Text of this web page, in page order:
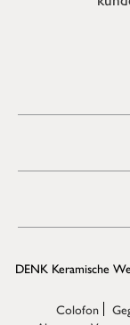
DENK Keramische
Colofon